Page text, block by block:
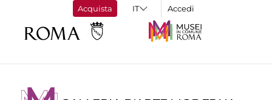
Acquista Accedi